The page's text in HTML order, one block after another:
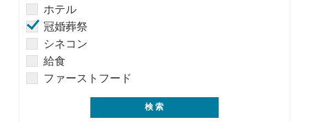
ホテル
冠婚葬祭
シネコン
給食
ファーストフード